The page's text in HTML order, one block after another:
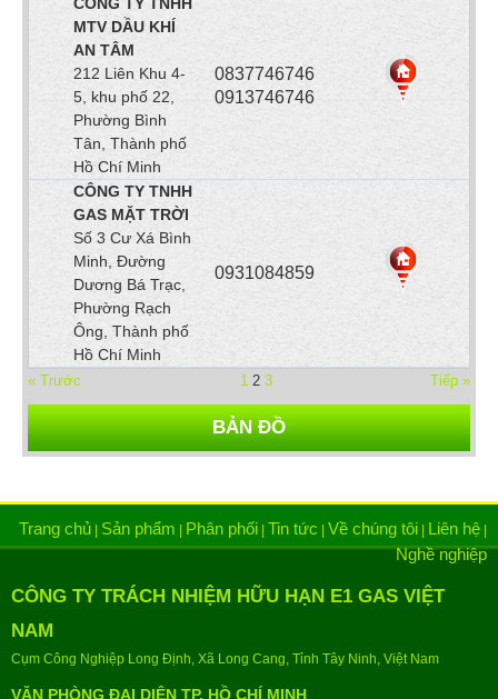
MTV DẦU KHÍ
AN TÂM
212 Liên Khu 4-
5, khu phố 22,
Phường Bình
Tân, Thành phố
Hồ Chí Minh
0837746746
0913746746
CÔNG TY TNHH
GAS MẶT TRỜI
Số 3 Cư Xá Bình
Minh, Đường
Dương Bá Trạc,
Phường Rạch
Ông, Thành phố
Hồ Chí Minh
0931084859
« Trước Tiếp »
1 2 3
BẢN ĐỒ
Trang chủ | Sản phẩm | Phân phối | Tin tức | Về chúng tôi | Liên hệ |
Nghề nghiệp
CÔNG TY TRÁCH NHIỆM HỮU HẠN E1 GAS VIỆT
NAM
Cụm Công Nghiệp Long Định, Xã Long Cang, Tỉnh Tây Ninh, Việt Nam
VĂN PHÒNG ĐẠI DIỆN TP. HỒ CHÍ MINH